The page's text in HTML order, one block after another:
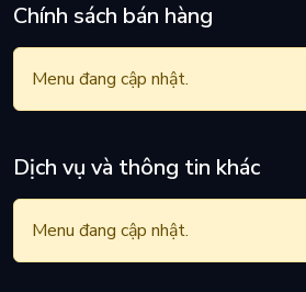
Chính sách bán hàng
Menu đang cập nhật.
Dịch vụ và thông tin khác
Menu đang cập nhật.